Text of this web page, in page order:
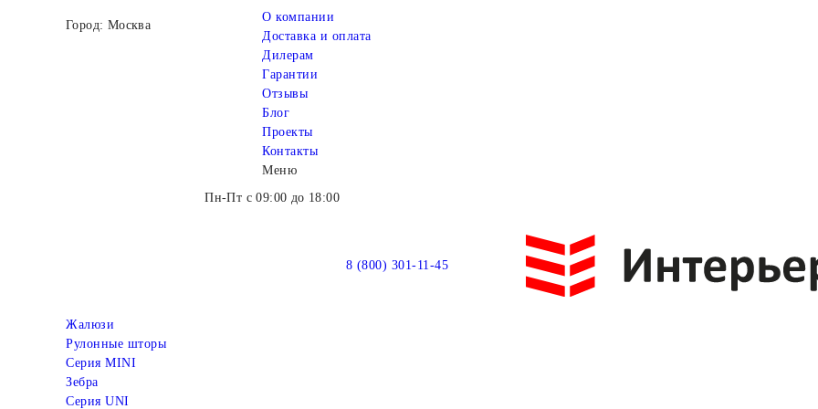
Город: Москва
О компании
Доставка и оплата
Дилерам
Гарантии
Отзывы
Блог
Проекты
Контакты
Меню
Пн-Пт с 09:00 до 18:00
8 (800) 301-11-45
Жалюзи
Рулонные шторы
Серия MINI
Зебра
Серия UNI